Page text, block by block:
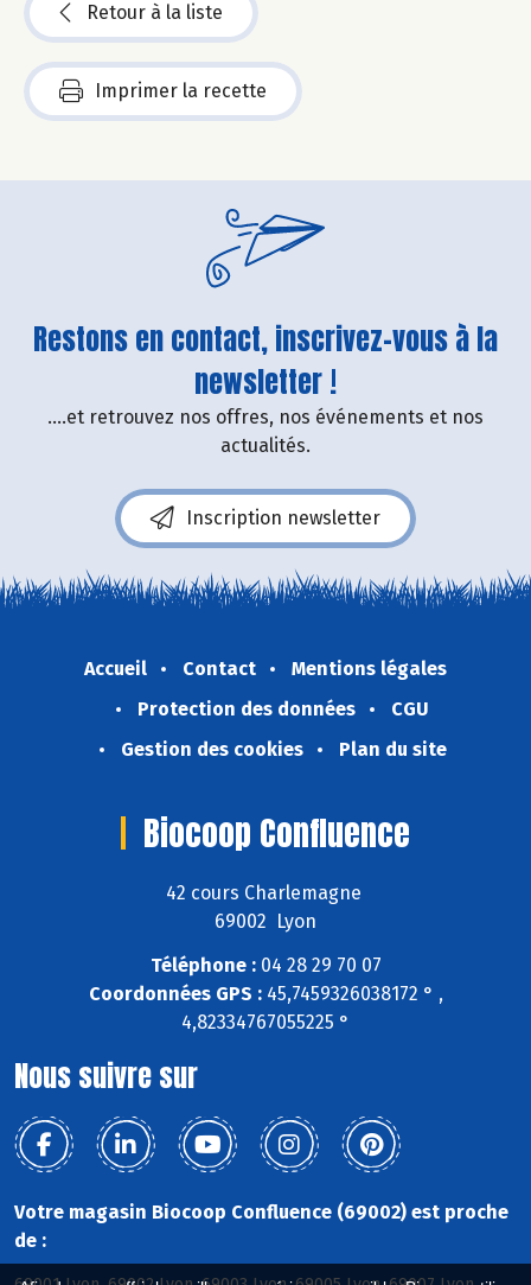
Retour à la liste
Imprimer la recette
Restons en contact, inscrivez-vous à la
newsletter !
....et retrouvez nos offres, nos événements et nos
actualités.
Inscription newsletter
Accueil Contact
Mentions légales
Protection des données
CGU
Gestion des cookies
Plan du site
Biocoop Confluence
42 cours Charlemagne
69002 Lyon
Téléphone :04 28 29 70 07
Coordonnées GPS :45,7459326038172 ° ,
4,82334767055225 °
Nous suivre sur
Votre magasin Biocoop Confluence (69002) est proche
de :